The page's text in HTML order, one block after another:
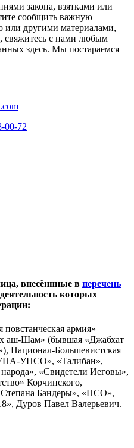
закона, взятками или
сообщить важную
или другими материалами,
с нами любым
здесь. Мы постараемся
00-72
внесённные в перечень
которых
армия»
аш-Шам» (бывшая «Джабхат
Национал-Большевистская
УНСО», «Талибан»,
«Свидетели Иеговы»,
Корчинского,
Степана Бандеры», «НСО»,
Дуров Павел Валерьевич.